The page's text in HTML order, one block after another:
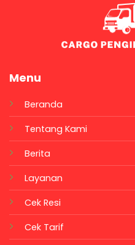
Menu
Beranda
Tentang Kami
Berita
Layanan
Cek Resi
Cek Tarif